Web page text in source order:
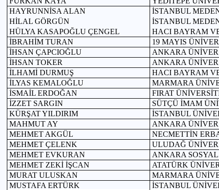
HAYRUNNİSA ALAN
İSTANBUL
HİLAL GÖRGÜN
İSTANBUL
HÜLYA KASAPOĞLU ÇENGEL
HACI BAYRAM
İBRAHİM TURAN
19 MAYIS
İHSAN ÇAPCIOĞLU
ANKARA
İHSAN TOKER
ANKARA
İLHAMİ DURMUŞ
HACI BAYRAM
İLYAS KEMALOĞLU
MARMARA
İSMAİL ERDOĞAN
FIRAT
İZZET SARGIN
SÜTÇÜ İMAM
KÜRŞAT YILDIRIM
İSTANBUL
MAHMUT AY
ANKARA
MEHMET AKGÜL
NECMETTİN
MEHMET ÇELENK
ULUDAĞ
MEHMET EVKURAN
ANKARA
MEHMET ZEKİ İŞCAN
ATATÜRK
MURAT ULUSKAN
MARMARA
MUSTAFA ERTÜRK
İSTANBUL